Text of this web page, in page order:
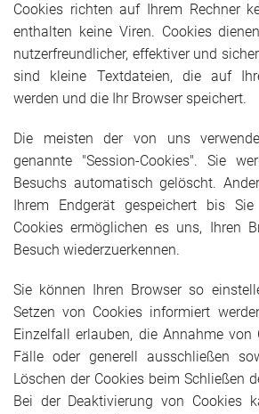
Cookies richten auf Ihrem Rechner
enthalten keine Viren. Cookies
nutzerfreundlicher, effektiver und
sind kleine Textdateien, die auf
werden und die Ihr Browser speichert.
Die meisten der von uns
genannte "Session-Cookies". Sie
Besuchs automatisch gelöscht.
Ihrem Endgerät gespeichert bis
Cookies ermöglichen es uns, Ihren
Besuch wiederzuerkennen.
Sie können Ihren Browser so
Setzen von Cookies informiert
Einzelfall erlauben, die Annahme
Fälle oder generell ausschließen
Löschen der Cookies beim Schließen
Bei der Deaktivierung von Cookies